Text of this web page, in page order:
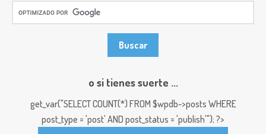
o si tienes suerte ...
get_var("SELECT COUNT(*) FROM $wpdb->posts WHERE
post_type = 'post' AND post_status = 'publish'"); ?>